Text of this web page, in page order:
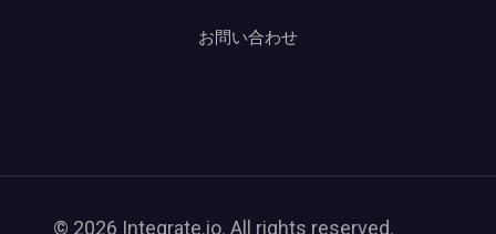
お問い合わせ
© 2026 Integrate.io. All rights reserved.